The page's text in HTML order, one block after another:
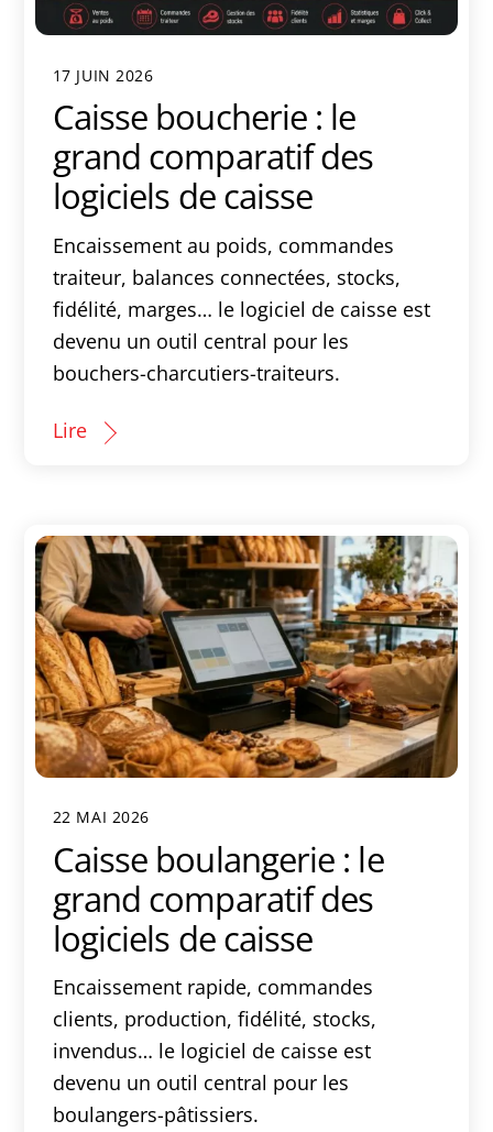
17 JUIN 2026
Caisse boucherie : le
grand comparatif des
logiciels de caisse
Encaissement au poids, commandes
traiteur, balances connectées, stocks,
fidélité, marges… le logiciel de caisse est
devenu un outil central pour les
bouchers-charcutiers-traiteurs.
Lire
22 MAI 2026
Caisse boulangerie : le
grand comparatif des
logiciels de caisse
Encaissement rapide, commandes
clients, production, fidélité, stocks,
invendus… le logiciel de caisse est
devenu un outil central pour les
boulangers-pâtissiers.